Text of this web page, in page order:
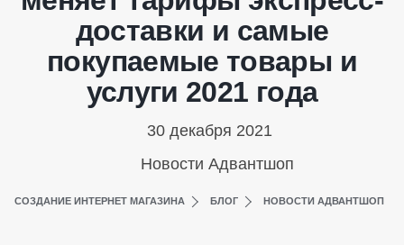
доставки и самые
покупаемые товары и
услуги 2021 года
30 декабря 2021
Новости Адвантшоп
СОЗДАНИЕ ИНТЕРНЕТ МАГАЗИНА БЛОГ НОВОСТИ АДВАНТШОП